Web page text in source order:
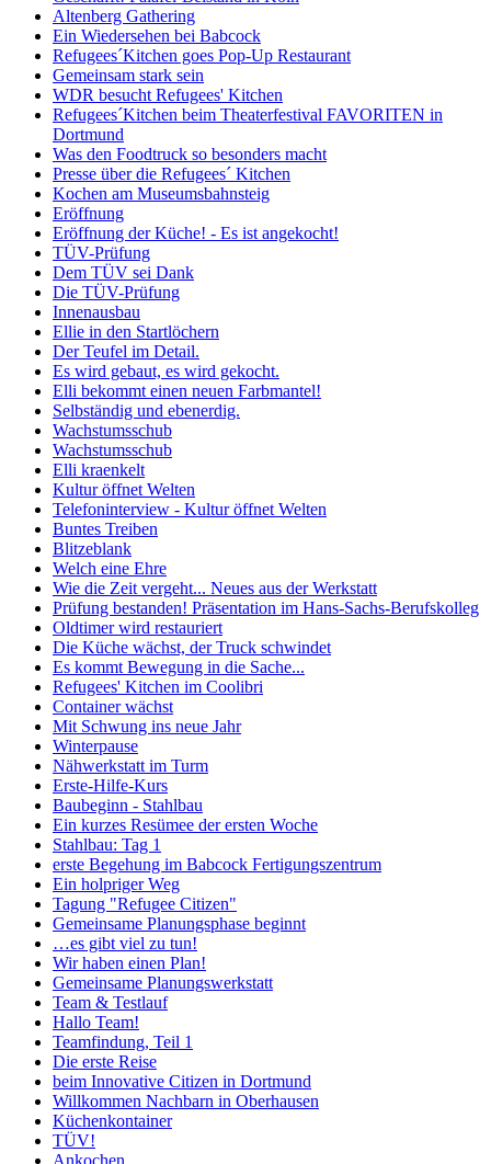
Altenberg Gathering
Ein Wiedersehen bei Babcock
Refugees´Kitchen goes Pop-Up Restaurant
Gemeinsam stark sein
WDR besucht Refugees' Kitchen
Refugees´Kitchen beim Theaterfestival FAVORITEN in
Dortmund
Was den Foodtruck so besonders macht
Presse über die Refugees´ Kitchen
Kochen am Museumsbahnsteig
Eröffnung
Eröffnung der Küche! - Es ist angekocht!
TÜV-Prüfung
Dem TÜV sei Dank
Die TÜV-Prüfung
Innenausbau
Ellie in den Startlöchern
Der Teufel im Detail.
Es wird gebaut, es wird gekocht.
Elli bekommt einen neuen Farbmantel!
Selbständig und ebenerdig.
Wachstumsschub
Wachstumsschub
Elli kraenkelt
Kultur öffnet Welten
Telefoninterview - Kultur öffnet Welten
Buntes Treiben
Blitzeblank
Welch eine Ehre
Wie die Zeit vergeht... Neues aus der Werkstatt
Prüfung bestanden! Präsentation im Hans-Sachs-Berufskolleg
Oldtimer wird restauriert
Die Küche wächst, der Truck schwindet
Es kommt Bewegung in die Sache...
Refugees' Kitchen im Coolibri
Container wächst
Mit Schwung ins neue Jahr
Winterpause
Nähwerkstatt im Turm
Erste-Hilfe-Kurs
Baubeginn - Stahlbau
Ein kurzes Resümee der ersten Woche
Stahlbau: Tag 1
erste Begehung im Babcock Fertigungszentrum
Ein holpriger Weg
Tagung "Refugee Citizen"
Gemeinsame Planungsphase beginnt
…es gibt viel zu tun!
Wir haben einen Plan!
Gemeinsame Planungswerkstatt
Team & Testlauf
Hallo Team!
Teamfindung, Teil 1
Die erste Reise
beim Innovative Citizen in Dortmund
Willkommen Nachbarn in Oberhausen
Küchenkontainer
TÜV!
Ankochen